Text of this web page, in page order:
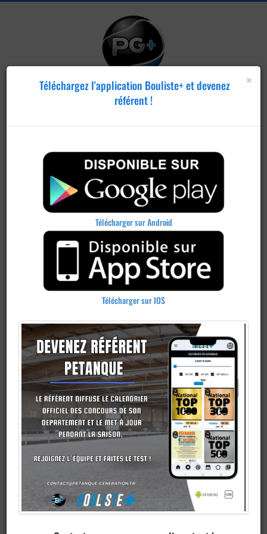
Publier un
concours
Ajouter un
club
×
Téléchargez l'application Bouliste+ et devenez
référent !
Télécharger sur Android
Télécharger sur IOS